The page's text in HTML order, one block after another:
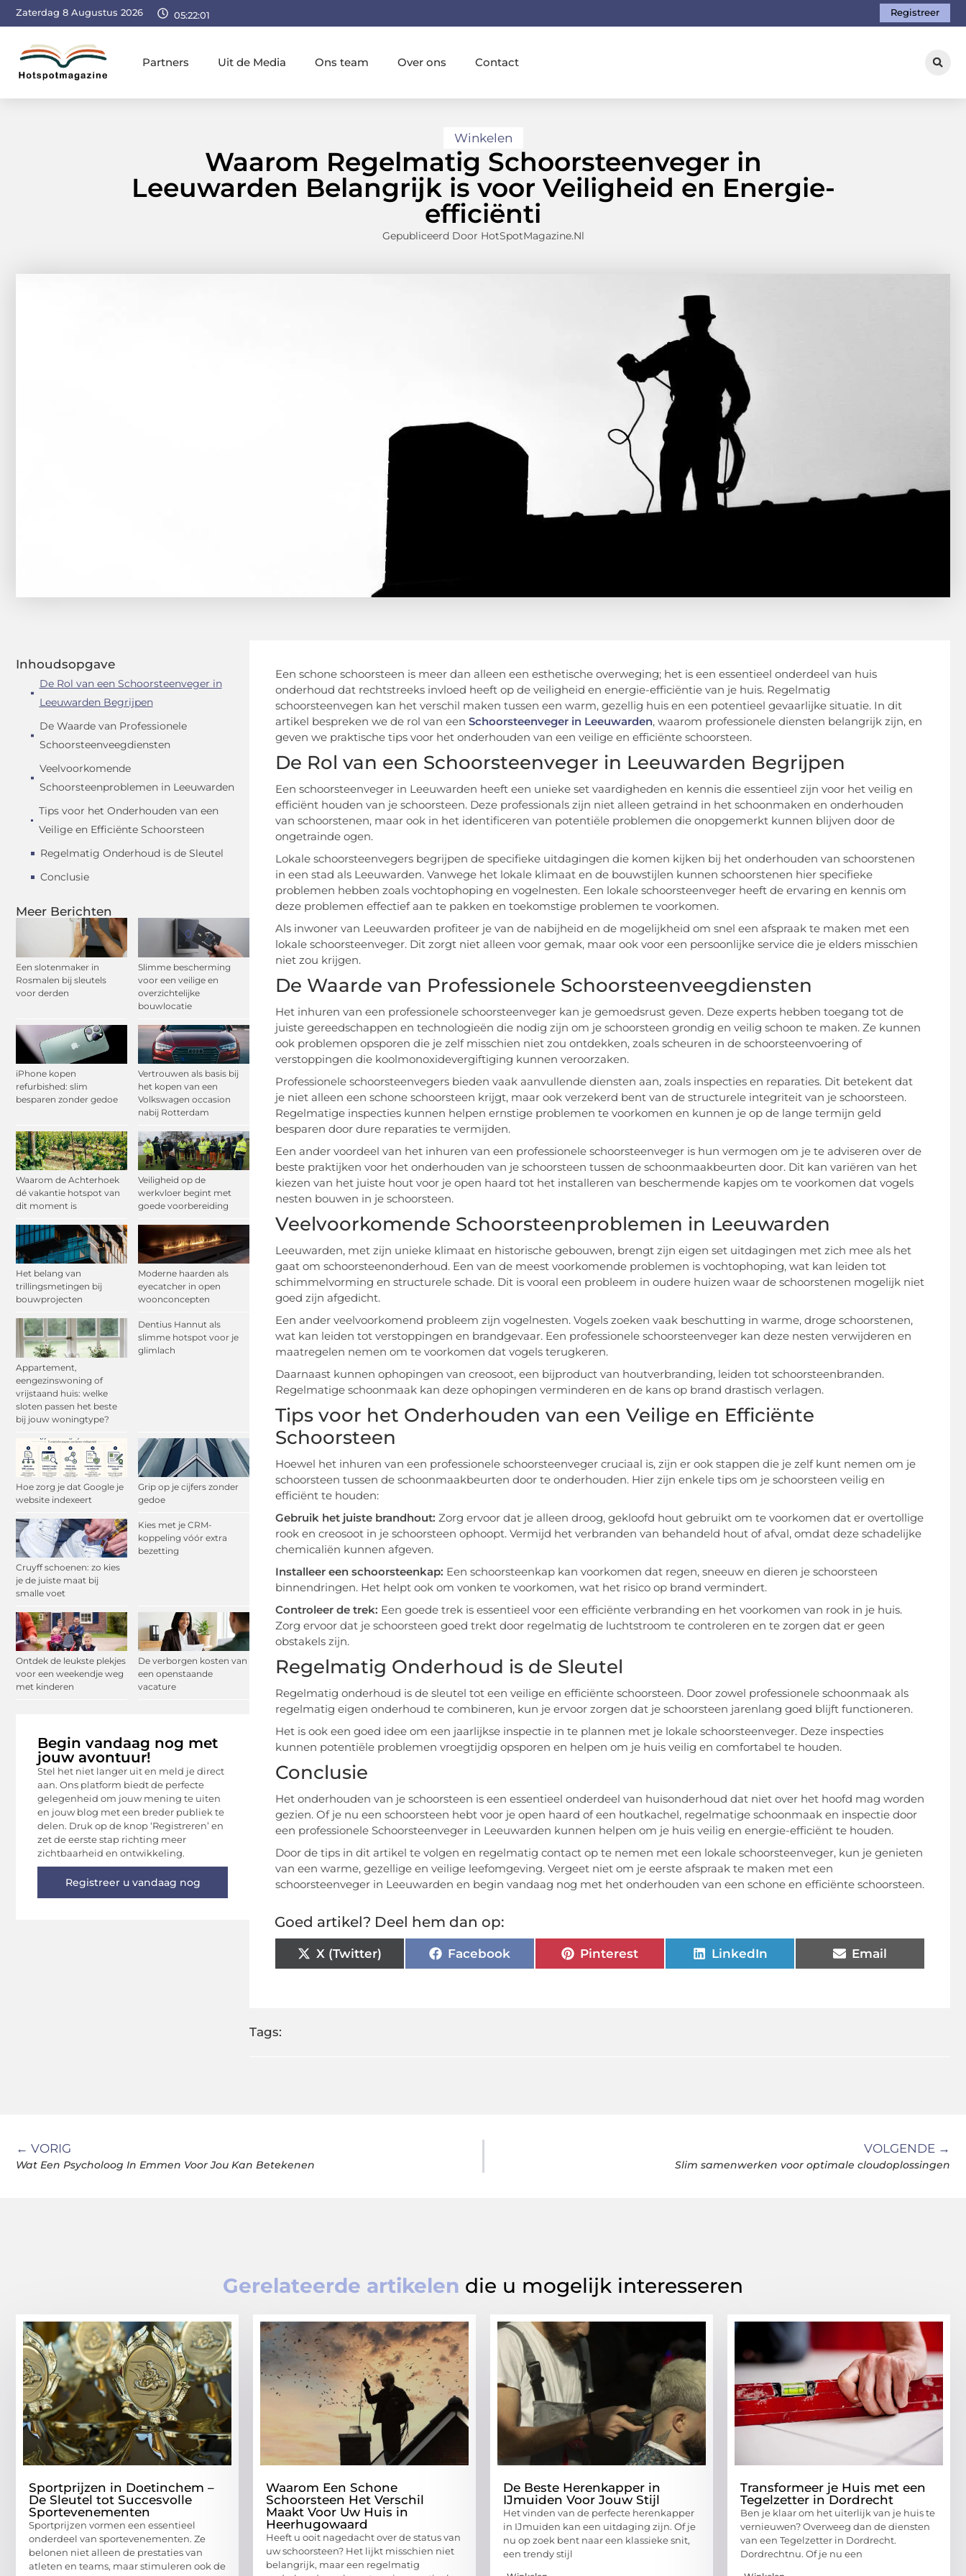
Zaterdag 8 Augustus 2026 05:22:03 Registreer
Partners Uit de Media Ons team Over ons Contact
Winkelen
Waarom Regelmatig Schoorsteenveger in
Leeuwarden Belangrijk is voor Veiligheid en Energie-
efficiënti
Gepubliceerd Door HotSpotMagazine.nl
Inhoudsopgave
De Rol van een Schoorsteenveger in
Leeuwarden Begrijpen
De Waarde van Professionele
Schoorsteenveegdiensten
Veelvoorkomende
Schoorsteenproblemen in Leeuwarden
Tips voor het Onderhouden van een
Veilige en Efficiënte Schoorsteen
Regelmatig Onderhoud is de Sleutel
Conclusie
Meer Berichten
Een slotenmaker in
Rosmalen bij sleutels
voor derden
Slimme bescherming
voor een veilige en
overzichtelijke
bouwlocatie
iPhone kopen
refurbished: slim
besparen zonder gedoe
Vertrouwen als basis bij
het kopen van een
Volkswagen occasion
nabij Rotterdam
Waarom de Achterhoek
dé vakantie hotspot van
dit moment is
Veiligheid op de
werkvloer begint met
goede voorbereiding
Het belang van
trillingsmetingen bij
bouwprojecten
Moderne haarden als
eyecatcher in open
woonconcepten
Appartement,
eengezinswoning of
vrijstaand huis: welke
sloten passen het beste
bij jouw woningtype?
Dentius Hannut als
slimme hotspot voor je
glimlach
Hoe zorg je dat Google je
website indexeert
Grip op je cijfers zonder
gedoe
Cruyff schoenen: zo kies
je de juiste maat bij
smalle voet
Kies met je CRM-
koppeling vóór extra
bezetting
Ontdek de leukste plekjes
voor een weekendje weg
met kinderen
De verborgen kosten van
een openstaande
vacature
Begin vandaag nog met
jouw avontuur!
Stel het niet langer uit en meld je direct
aan. Ons platform biedt de perfecte
gelegenheid om jouw mening te uiten
en jouw blog met een breder publiek te
delen. Druk op de knop ‘Registreren’ en
zet de eerste stap richting meer
zichtbaarheid en ontwikkeling.
Registreer u vandaag nog
Een schone schoorsteen is meer dan alleen een esthetische overweging; het is een essentieel onderdeel van huis
onderhoud dat rechtstreeks invloed heeft op de veiligheid en energie-efficiëntie van je huis. Regelmatig
schoorsteenvegen kan het verschil maken tussen een warm, gezellig huis en een potentieel gevaarlijke situatie. In dit
artikel bespreken we de rol van een Schoorsteenveger in Leeuwarden, waarom professionele diensten belangrijk zijn, en
geven we praktische tips voor het onderhouden van een veilige en efficiënte schoorsteen.
De Rol van een Schoorsteenveger in Leeuwarden Begrijpen
Een schoorsteenveger in Leeuwarden heeft een unieke set vaardigheden en kennis die essentieel zijn voor het veilig en
efficiënt houden van je schoorsteen. Deze professionals zijn niet alleen getraind in het schoonmaken en onderhouden
van schoorstenen, maar ook in het identificeren van potentiële problemen die onopgemerkt kunnen blijven door de
ongetrainde ogen.
Lokale schoorsteenvegers begrijpen de specifieke uitdagingen die komen kijken bij het onderhouden van schoorstenen
in een stad als Leeuwarden. Vanwege het lokale klimaat en de bouwstijlen kunnen schoorstenen hier specifieke
problemen hebben zoals vochtophoping en vogelnesten. Een lokale schoorsteenveger heeft de ervaring en kennis om
deze problemen effectief aan te pakken en toekomstige problemen te voorkomen.
Als inwoner van Leeuwarden profiteer je van de nabijheid en de mogelijkheid om snel een afspraak te maken met een
lokale schoorsteenveger. Dit zorgt niet alleen voor gemak, maar ook voor een persoonlijke service die je elders misschien
niet zou krijgen.
De Waarde van Professionele Schoorsteenveegdiensten
Het inhuren van een professionele schoorsteenveger kan je gemoedsrust geven. Deze experts hebben toegang tot de
juiste gereedschappen en technologieën die nodig zijn om je schoorsteen grondig en veilig schoon te maken. Ze kunnen
ook problemen opsporen die je zelf misschien niet zou ontdekken, zoals scheuren in de schoorsteenvoering of
verstoppingen die koolmonoxidevergiftiging kunnen veroorzaken.
Professionele schoorsteenvegers bieden vaak aanvullende diensten aan, zoals inspecties en reparaties. Dit betekent dat
je niet alleen een schone schoorsteen krijgt, maar ook verzekerd bent van de structurele integriteit van je schoorsteen.
Regelmatige inspecties kunnen helpen ernstige problemen te voorkomen en kunnen je op de lange termijn geld
besparen door dure reparaties te vermijden.
Een ander voordeel van het inhuren van een professionele schoorsteenveger is hun vermogen om je te adviseren over de
beste praktijken voor het onderhouden van je schoorsteen tussen de schoonmaakbeurten door. Dit kan variëren van het
kiezen van het juiste hout voor je open haard tot het installeren van beschermende kapjes om te voorkomen dat vogels
nesten bouwen in je schoorsteen.
Veelvoorkomende Schoorsteenproblemen in Leeuwarden
Leeuwarden, met zijn unieke klimaat en historische gebouwen, brengt zijn eigen set uitdagingen met zich mee als het
gaat om schoorsteenonderhoud. Een van de meest voorkomende problemen is vochtophoping, wat kan leiden tot
schimmelvorming en structurele schade. Dit is vooral een probleem in oudere huizen waar de schoorstenen mogelijk niet
goed zijn afgedicht.
Een ander veelvoorkomend probleem zijn vogelnesten. Vogels zoeken vaak beschutting in warme, droge schoorstenen,
wat kan leiden tot verstoppingen en brandgevaar. Een professionele schoorsteenveger kan deze nesten verwijderen en
maatregelen nemen om te voorkomen dat vogels terugkeren.
Daarnaast kunnen ophopingen van creosoot, een bijproduct van houtverbranding, leiden tot schoorsteenbranden.
Regelmatige schoonmaak kan deze ophopingen verminderen en de kans op brand drastisch verlagen.
Tips voor het Onderhouden van een Veilige en Efficiënte
Schoorsteen
Hoewel het inhuren van een professionele schoorsteenveger cruciaal is, zijn er ook stappen die je zelf kunt nemen om je
schoorsteen tussen de schoonmaakbeurten door te onderhouden. Hier zijn enkele tips om je schoorsteen veilig en
efficiënt te houden:
Gebruik het juiste brandhout: Zorg ervoor dat je alleen droog, gekloofd hout gebruikt om te voorkomen dat er overtollige
rook en creosoot in je schoorsteen ophoopt. Vermijd het verbranden van behandeld hout of afval, omdat deze schadelijke
chemicaliën kunnen afgeven.
Installeer een schoorsteenkap: Een schoorsteenkap kan voorkomen dat regen, sneeuw en dieren je schoorsteen
binnendringen. Het helpt ook om vonken te voorkomen, wat het risico op brand vermindert.
Controleer de trek: Een goede trek is essentieel voor een efficiënte verbranding en het voorkomen van rook in je huis.
Zorg ervoor dat je schoorsteen goed trekt door regelmatig de luchtstroom te controleren en te zorgen dat er geen
obstakels zijn.
Regelmatig Onderhoud is de Sleutel
Regelmatig onderhoud is de sleutel tot een veilige en efficiënte schoorsteen. Door zowel professionele schoonmaak als
regelmatig eigen onderhoud te combineren, kun je ervoor zorgen dat je schoorsteen jarenlang goed blijft functioneren.
Het is ook een goed idee om een jaarlijkse inspectie in te plannen met je lokale schoorsteenveger. Deze inspecties
kunnen potentiële problemen vroegtijdig opsporen en helpen om je huis veilig en comfortabel te houden.
Conclusie
Het onderhouden van je schoorsteen is een essentieel onderdeel van huisonderhoud dat niet over het hoofd mag worden
gezien. Of je nu een schoorsteen hebt voor je open haard of een houtkachel, regelmatige schoonmaak en inspectie door
een professionele Schoorsteenveger in Leeuwarden kunnen helpen om je huis veilig en energie-efficiënt te houden.
Door de tips in dit artikel te volgen en regelmatig contact op te nemen met een lokale schoorsteenveger, kun je genieten
van een warme, gezellige en veilige leefomgeving. Vergeet niet om je eerste afspraak te maken met een
schoorsteenveger in Leeuwarden en begin vandaag nog met het onderhouden van een schone en efficiënte schoorsteen.
Goed artikel? Deel hem dan op:
X (Twitter) Facebook Pinterest LinkedIn Email
Tags:
← VORIG
Wat Een Psycholoog In Emmen Voor Jou Kan Betekenen
VOLGENDE →
Slim samenwerken voor optimale cloudoplossingen
Gerelateerde artikelen die u mogelijk interesseren
Sportprijzen in Doetinchem –
De Sleutel tot Succesvolle
Sportevenementen
Sportprijzen vormen een essentieel
onderdeel van sportevenementen. Ze
belonen niet alleen de prestaties van
atleten en teams, maar stimuleren ook de
Waarom Een Schone
Schoorsteen Het Verschil
Maakt Voor Uw Huis in
Heerhugowaard
Heeft u ooit nagedacht over de status van
uw schoorsteen? Het lijkt misschien niet
belangrijk, maar een regelmatig
De Beste Herenkapper in
IJmuiden Voor Jouw Stijl
Het vinden van de perfecte herenkapper
in IJmuiden kan een uitdaging zijn. Of je
nu op zoek bent naar een klassieke snit,
een trendy stijl
Transformeer je Huis met een
Tegelzetter in Dordrecht
Ben je klaar om het uiterlijk van je huis te
vernieuwen? Overweeg dan de diensten
van een Tegelzetter in Dordrecht.
Dordrechtnu. Of je nu een